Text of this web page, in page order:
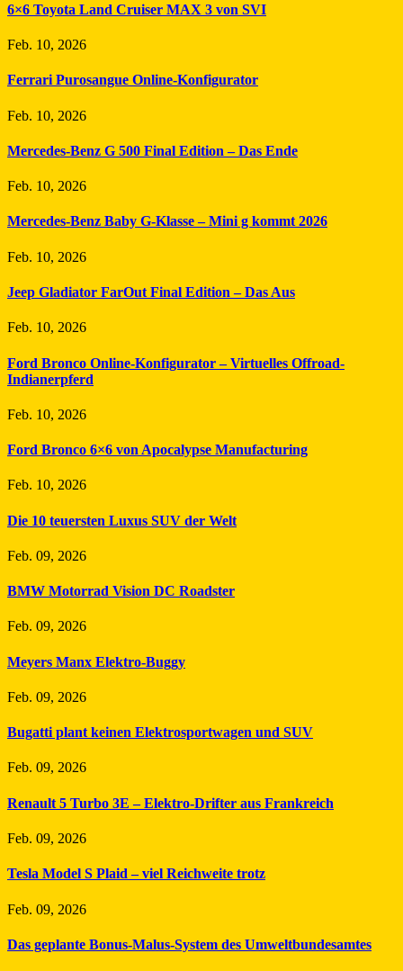
6×6 Toyota Land Cruiser MAX 3 von SVI
Feb. 10, 2026
Ferrari Purosangue Online-Konfigurator
Feb. 10, 2026
Mercedes-Benz G 500 Final Edition – Das Ende
Feb. 10, 2026
Mercedes-Benz Baby G-Klasse – Mini g kommt 2026
Feb. 10, 2026
Jeep Gladiator FarOut Final Edition – Das Aus
Feb. 10, 2026
Ford Bronco Online-Konfigurator – Virtuelles Offroad-
Indianerpferd
Feb. 10, 2026
Ford Bronco 6×6 von Apocalypse Manufacturing
Feb. 10, 2026
Die 10 teuersten Luxus SUV der Welt
Feb. 09, 2026
BMW Motorrad Vision DC Roadster
Feb. 09, 2026
Meyers Manx Elektro-Buggy
Feb. 09, 2026
Bugatti plant keinen Elektrosportwagen und SUV
Feb. 09, 2026
Renault 5 Turbo 3E – Elektro-Drifter aus Frankreich
Feb. 09, 2026
Tesla Model S Plaid – viel Reichweite trotz
Feb. 09, 2026
Das geplante Bonus-Malus-System des Umweltbundesamtes